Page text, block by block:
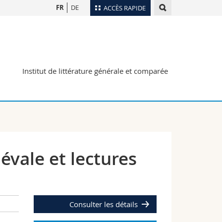
ACCÈS RAPIDE
Webmail
FR DE
Institut de littérature générale et comparée
et lectures
Consulter les détails